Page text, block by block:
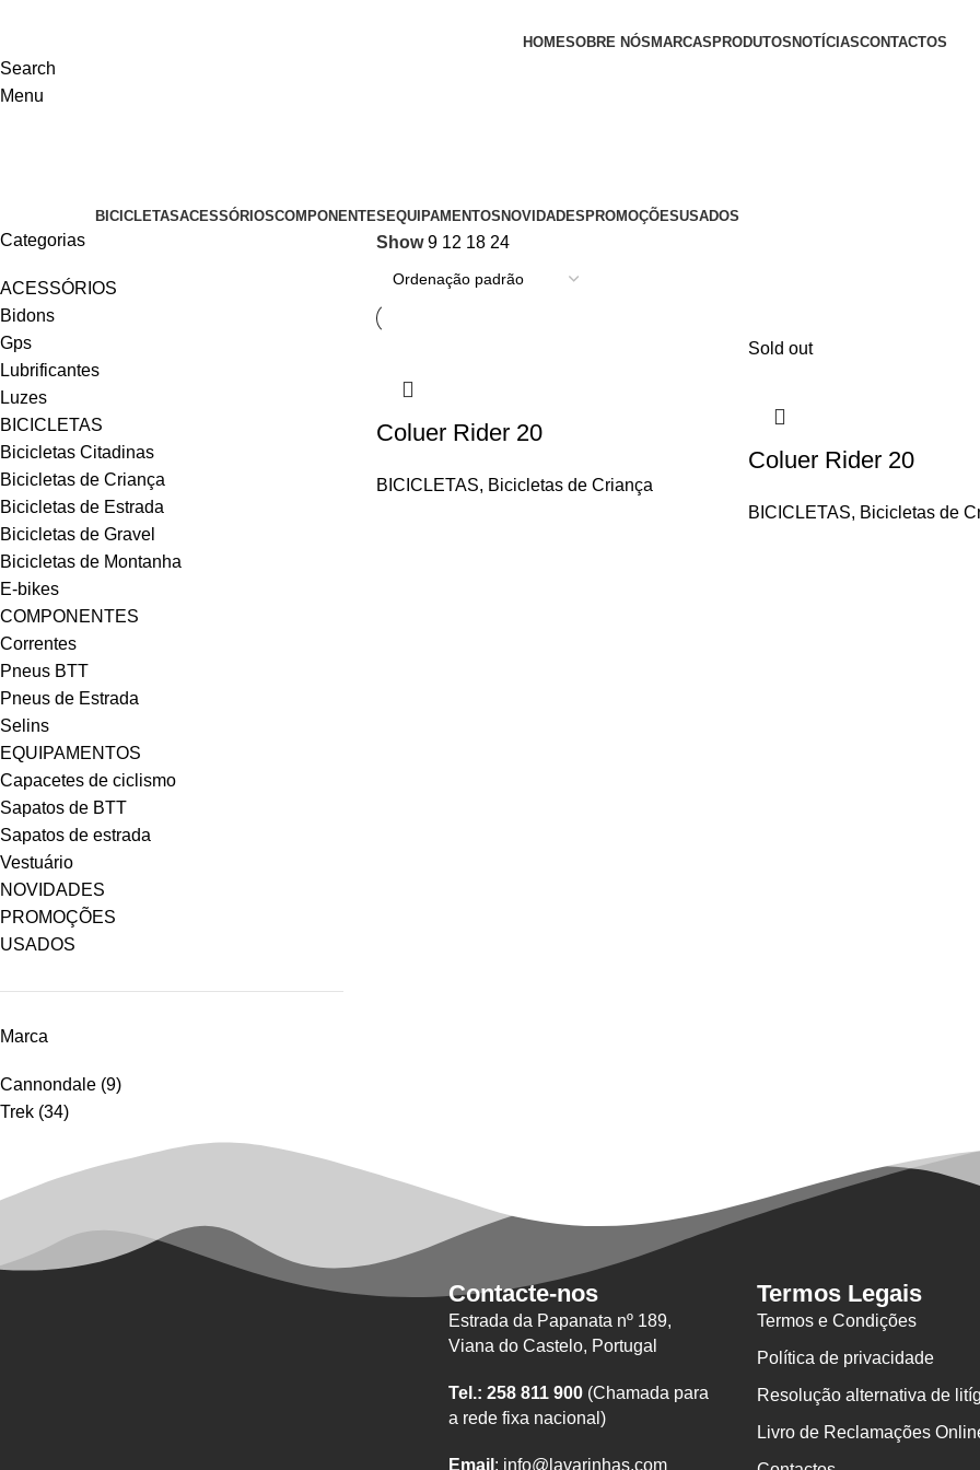
HOMESOBRE NÓS MARCAS PRODUTOS NOTÍCIASCONTACTOS
Search
Menu
BICICLETASACESSÓRIOSCOMPONENTES EQUIPAMENTOS NOVIDADES PROMOÇÕESUSADOS
Categorias
ACESSÓRIOS
Bidons
Gps
Lubrificantes
Luzes
BICICLETAS
Bicicletas Citadinas
Bicicletas de Criança
Bicicletas de Estrada
Bicicletas de Gravel
Bicicletas de Montanha
E-bikes
COMPONENTES
Correntes
Pneus BTT
Pneus de Estrada
Selins
EQUIPAMENTOS
Capacetes de ciclismo
Sapatos de BTT
Sapatos de estrada
Vestuário
NOVIDADES
PROMOÇÕES
USADOS
Marca
Cannondale (9)
Trek (34)
Show9 12 18 24
Coluer Rider 20
BICICLETAS, Bicicletas de Criança
Sold out
Coluer Rider 20
BICICLETAS, Bicicletas de
Contacte-nos
Estrada da Papanata nº 189,
Viana do Castelo, Portugal
Tel.: 258 811 900 (Chamada para
a rede fixa nacional)
Email : info@lavarinhas.com
Termos Legais
Termos e Condições
Política de privacidade
Resolução alternativa de
Livro de Reclamações